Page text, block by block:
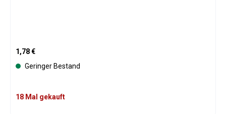
Regulärer Preis:
1,78 €
Geringer Bestand
18 Mal gekauft